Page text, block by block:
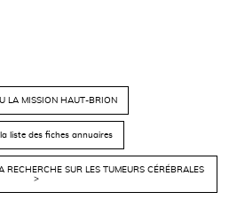
LA MISSION HAUT-BRION
liste des fiches annuaires
RECHERCHE SUR LES TUMEURS CÉRÉBRALES
>